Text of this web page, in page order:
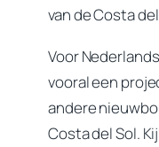
van de Costa
Voor
vooral een
andere
Costa del Sol.